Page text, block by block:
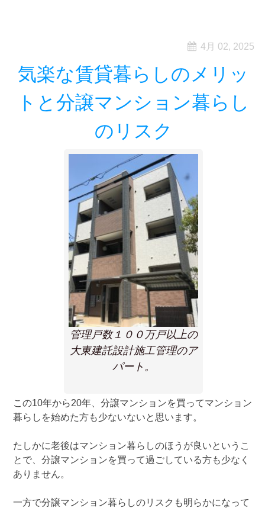
4月 02, 2025
気楽な賃貸暮らしのメリッ
トと分譲マンション暮らし
のリスク
管理戸数１００万戸以上の
大東建託設計施工管理のア
パート。
この10年から20年、分譲マンションを買ってマンション
暮らしを始めた方も少ないないと思います。
たしかに老後はマンション暮らしのほうが良いというこ
とで、分譲マンションを買って過ごしている方も少なく
ありません。
一方で分譲マンション暮らしのリスクも明らかになって